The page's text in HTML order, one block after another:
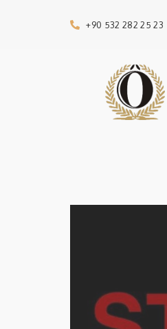
+90 532 282 25 23